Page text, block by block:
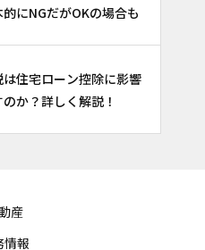
にNGだがOKの場合も
は住宅ローン控除に影響
か？詳しく解説！
産
情報